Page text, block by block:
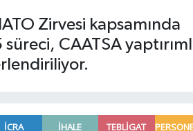
Zirvesi kapsamında
CAATSA